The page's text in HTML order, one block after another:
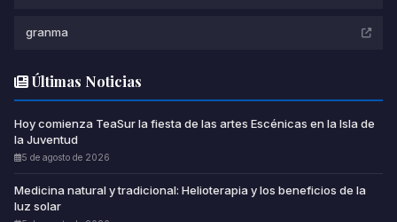
granma
Últimas Noticias
Hoy comienza TeaSur la fiesta de las artes Escénicas en la Isla de
la Juventud
5 de agosto de 2026
Medicina natural y tradicional: Helioterapia y los beneficios de la
luz solar